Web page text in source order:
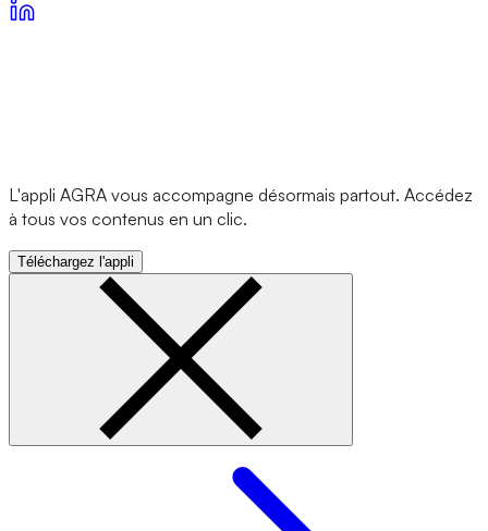
L'appli AGRA vous accompagne désormais partout. Accédez
à tous vos contenus en un clic.
Téléchargez l'appli